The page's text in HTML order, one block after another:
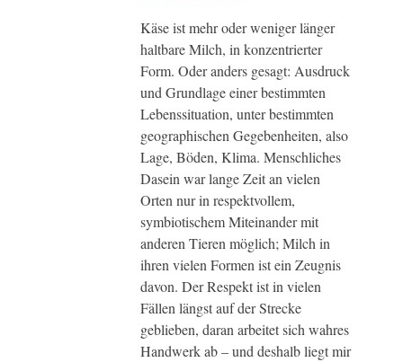
Käse ist mehr oder weniger länger
haltbare Milch, in konzentrierter
Form. Oder anders gesagt: Ausdruck
und Grundlage einer bestimmten
Lebenssituation, unter bestimmten
geographischen Gegebenheiten, also
Lage, Böden, Klima. Menschliches
Dasein war lange Zeit an vielen
Orten nur in respektvollem,
symbiotischem Miteinander mit
anderen Tieren möglich; Milch in
ihren vielen Formen ist ein Zeugnis
davon. Der Respekt ist in vielen
Fällen längst auf der Strecke
geblieben, daran arbeitet sich wahres
Handwerk ab – und deshalb liegt mir